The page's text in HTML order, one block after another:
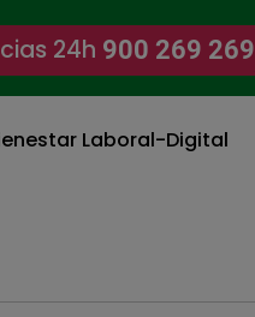
24h 900 269 269
Laboral-Digital